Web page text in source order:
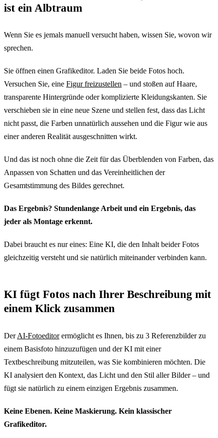
ist ein Albtraum
Wenn Sie es jemals manuell versucht haben, wissen Sie, wovon wir
sprechen.
Sie öffnen einen Grafikeditor. Laden Sie beide Fotos hoch.
Versuchen Sie, eine Figur freizustellen – und stoßen auf Haare,
transparente Hintergründe oder komplizierte Kleidungskanten. Sie
verschieben sie in eine neue Szene und stellen fest, dass das Licht
nicht passt, die Farben unnatürlich aussehen und die Figur wie aus
einer anderen Realität ausgeschnitten wirkt.
Und das ist noch ohne die Zeit für das Überblenden von Farben, das
Anpassen von Schatten und das Vereinheitlichen der
Gesamtstimmung des Bildes gerechnet.
Das Ergebnis? Stundenlange Arbeit und ein Ergebnis, das
jeder als Montage erkennt.
Dabei braucht es nur eines: Eine KI, die den Inhalt beider Fotos
gleichzeitig versteht und sie natürlich miteinander verbinden kann.
KI fügt Fotos nach Ihrer Beschreibung mit
einem Klick zusammen
DerAI-Fotoeditorermöglicht es Ihnen, bis zu 3 Referenzbilder zu
einem Basisfoto hinzuzufügen und der KI mit einer
Textbeschreibung mitzuteilen, was Sie kombinieren möchten. Die
KI analysiert den Kontext, das Licht und den Stil aller Bilder – und
fügt sie natürlich zu einem einzigen Ergebnis zusammen.
Keine Ebenen. Keine Maskierung. Kein klassischer
Grafikeditor.